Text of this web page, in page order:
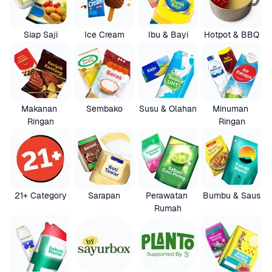
Siap Saji Ice Cream Ibu & Bayi Hotpot & BBQ
Makanan
Ringan
Sembako Susu & Olahan
Minuman
Ringan
21+ Category Sarapan
Perawatan
Rumah
Bumbu & Saus